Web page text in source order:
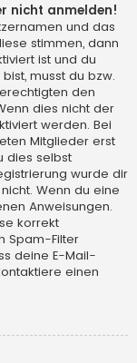
nicht anmelden!
und das
stimmen, dann
ist und du
musst du bzw.
den
dies nicht der
werden. Bei
Mitglieder erst
dies selbst
wurde dir
Wenn du eine
Anweisungen.
korrekt
Spam-Filter
deine E-Mail-
einen